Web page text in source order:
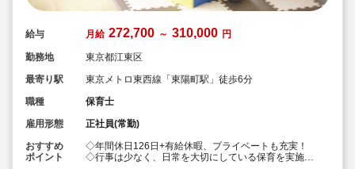
給与 月給 272,700 ～ 310,000 円
勤務地
東京都江東区
最寄り駅
東京メトロ東西線「東陽町駅」徒歩6分
職種
保育士
雇用形態
正社員(常勤)
おすすめ
ポイント
◇年間休日126日+有給休暇、プライベートも充実！
◇行事は少なく、日常を大切にしている保育を実施